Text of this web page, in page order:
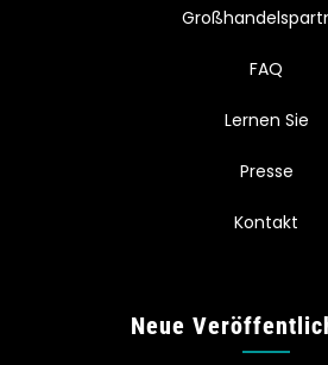
FAQ
Lernen Sie
Presse
Kontakt
Neue